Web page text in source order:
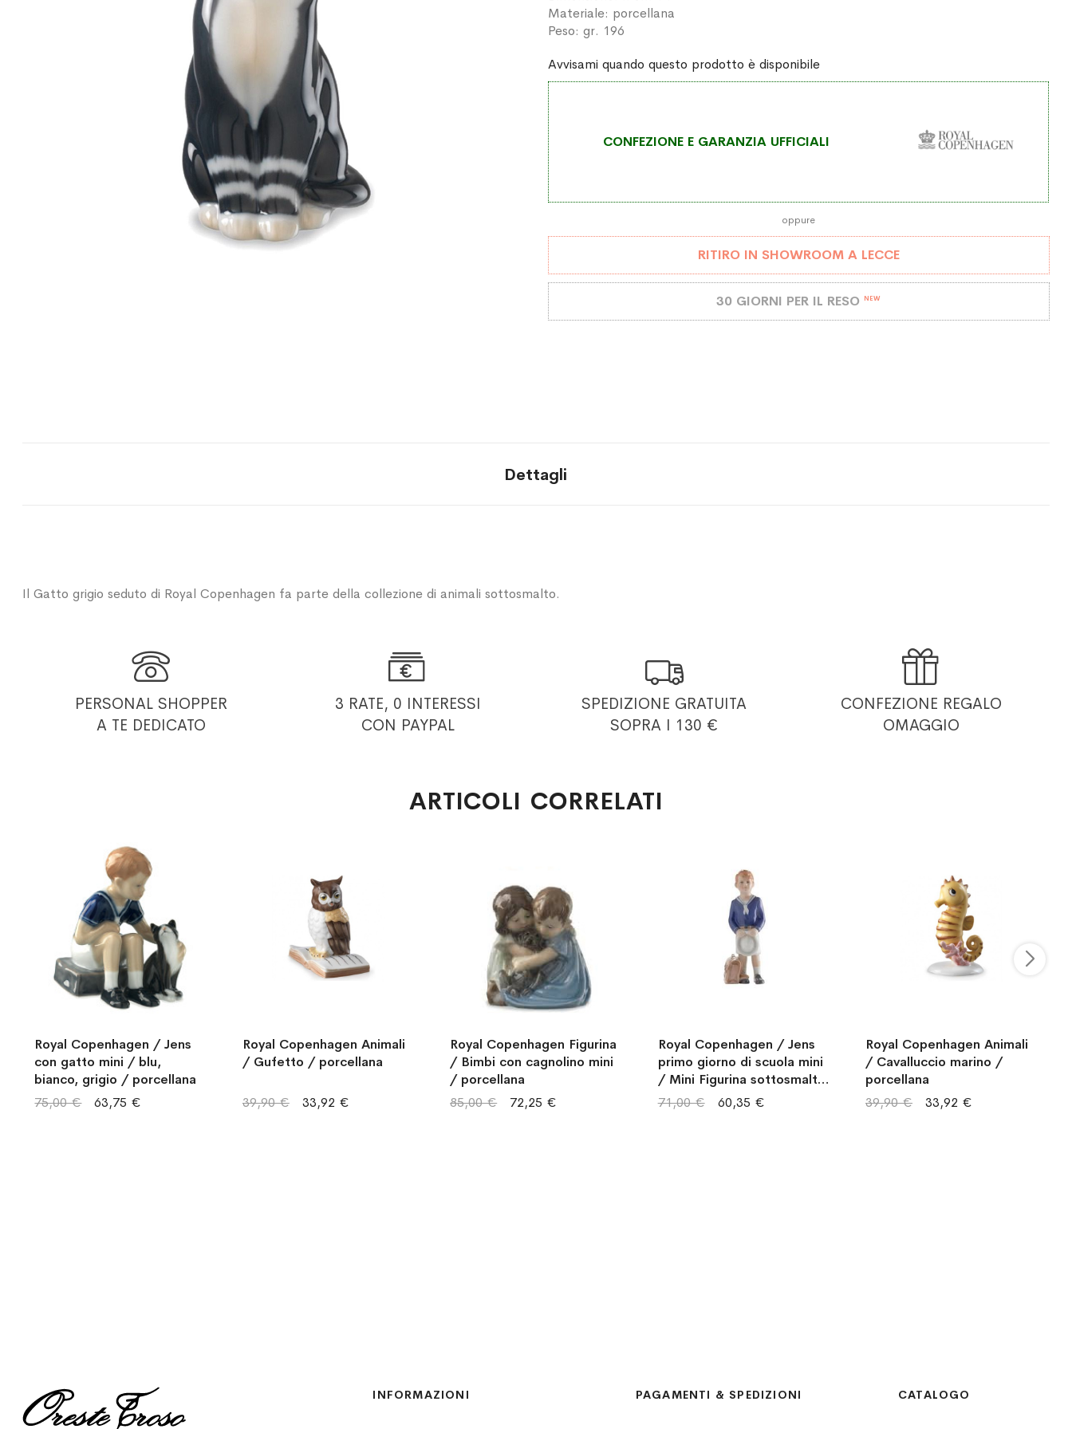
Materiale: porcellana
Peso: gr. 196
Avvisami quando questo prodotto è disponibile
CONFEZIONE E GARANZIA UFFICIALI
oppure
RITIRO IN SHOWROOM A LECCE
30 GIORNI PER IL RESO NEW
Dettagli
Il Gatto grigio seduto di Royal Copenhagen fa parte della collezione di animali sottosmalto.

PERSONAL SHOPPER
A TE DEDICATO

3 RATE, 0 INTERESSI
CON PAYPAL

SPEDIZIONE GRATUITA
SOPRA I 130 €

CONFEZIONE REGALO
OMAGGIO
ARTICOLI CORRELATI
Royal Copenhagen / Jens
con gatto mini / blu,
bianco, grigio / porcellana
63,75 €
75,00 €
Royal Copenhagen Animali
/ Gufetto / porcellana
33,92 €
39,90 €
Royal Copenhagen Figurina
/ Bimbi con cagnolino mini
/ porcellana
72,25 €
85,00 €
Royal Copenhagen / Jens
primo giorno di scuola mini
/ Mini Figurina sottosmalto
/ porcellana60,35 €
71,00 €
Royal Copenhagen Animali
/ Cavalluccio marino /
porcellana
33,92 €
39,90 €
INFORMAZIONI PAGAMENTI & SPEDIZIONI CATALOGO